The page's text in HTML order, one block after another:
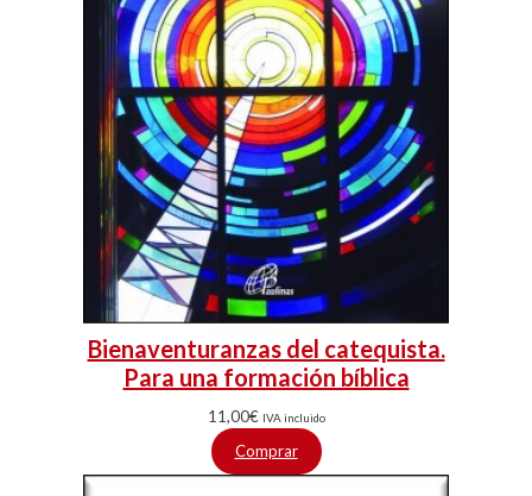
Bienaventuranzas del catequista.
Para una formación bíblica
11,00€ IVA incluido
Comprar